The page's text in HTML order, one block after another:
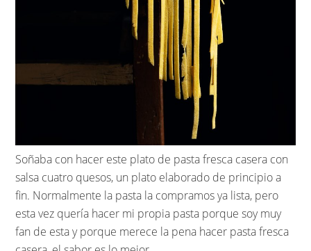
Soñaba con hacer este plato de pasta fresca casera con
salsa cuatro quesos, un plato elaborado de principio a
fin. Normalmente la pasta la compramos ya lista, pero
esta vez quería hacer mi propia pasta porque soy muy
fan de esta y porque merece la pena hacer pasta fresca